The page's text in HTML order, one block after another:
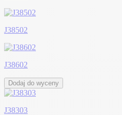
J38502
J38602
Dodaj do wyceny
J38303